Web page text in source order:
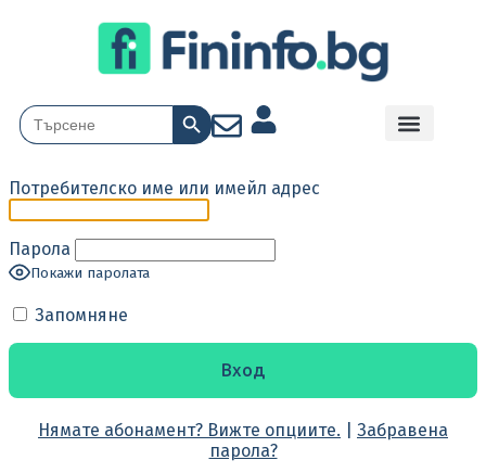
Search
for:
Search Button
Потребителско име или имейл адрес
Парола
Покажи паролата
Запомняне
Нямате абонамент? Вижте опциите.
Забравена
парола?